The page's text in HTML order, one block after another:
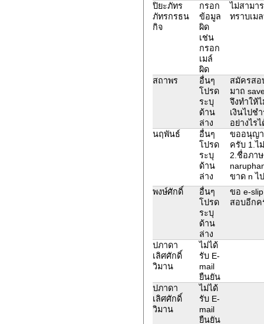
ปิยะภัทร
ภัทรกรธน
กิจ
กรอก
ข้อมูล
ผิด
เช่น
กรอก
เมล์
ผิด
ไม่สามา
ทราบเม
สถาพร
อื่นๆ
โปรด
ระบุ
ด้าน
ล่าง
สมัครสอ
มาถ
จึงทำให้
เงินไปช
อย่างไร
นฤพันธ์
อื่นๆ
โปรด
ระบุ
ด้าน
ล่าง
ขออนุญา
ครับ 1.ไ
2.ชื่อภา
ขาด n ไ
พงษ์ศักดิ์
อื่นๆ
โปรด
ระบุ
ด้าน
ล่าง
ขอ e-
สอบอีกค
ปภาดา
เลิศศักดิ์
วิมาน
ไม่ได้
รับ E-
mail
ยืนยัน
ปภาดา
เลิศศักดิ์
วิมาน
ไม่ได้
รับ E-
mail
ยืนยัน